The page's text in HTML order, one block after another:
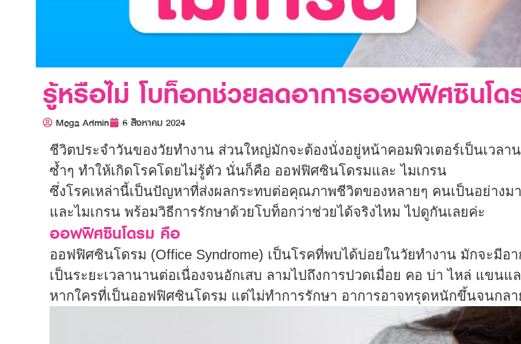
รู้หรือไม่ โบท็อกช่วยลดอาการออฟฟิศซินโด
Mega Admin 6 สิงหาคม 2024
ชีวิตประจำวันของวัยทำงาน ส่วนใหญ่มักจะต้องนั่งอยู่หน้าคอมพิวเตอร์เป็นเวล
ซ้ำๆ ทำให้เกิดโรคโดยไม่รู้ตัว นั่นก็คือ ออฟฟิศซินโดรมและ ไมเกรน
ซึ่งโรคเหล่านี้เป็นปัญหาที่ส่งผลกระทบต่อคุณภาพชีวิตของหลายๆ คนเป็นอย่าง
และไมเกรน พร้อมวิธีการรักษาด้วยโบท็อกว่าช่วยได้จริงไหม ไปดูกันเลยค่ะ
ออฟฟิศซินโดรม คือ
ออฟฟิศซินโดรม (Office Syndrome) เป็นโรคที่พบได้บ่อยในวัยทำงาน มักจะมีอ
เป็นระยะเวลานานต่อเนื่องจนอักเสบ ลามไปถึงการปวดเมื่อย คอ บ่า ไหล่ แขนแ
หากใครที่เป็นออฟฟิศซินโดรม แต่ไม่ทำการรักษา อาการอาจทรุดหนักขึ้นจนกลา